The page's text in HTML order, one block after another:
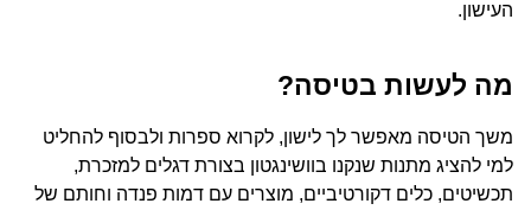
העישון.
מה לעשות בטיסה?
משך הטיסה מאפשר לך לישון, לקרוא ספרות ולבסוף להחליט
למי להציג מתנות שנקנו בוושינגטון בצורת דגלים למזכרת,
תכשיטים, כלים דקורטיביים, מוצרים עם דמות פנדה וחותם של